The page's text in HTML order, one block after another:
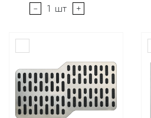
-
1 шт +